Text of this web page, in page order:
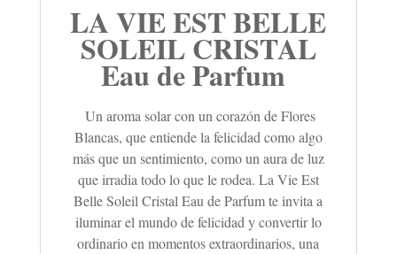
LA VIE EST BELLE
SOLEIL CRISTAL
Eau de Parfum
Unaromasolar con un corazón de Flores
Blancas, que entiende la felicidad como algo
más que un sentimiento, como un aura de luz
que irradia todo lo que le rodea. La Vie Est
Belle Soleil Cristal Eau de Parfum te invita a
iluminar el mundo de felicidad y convertir lo
ordinario en momentos extraordinarios, una